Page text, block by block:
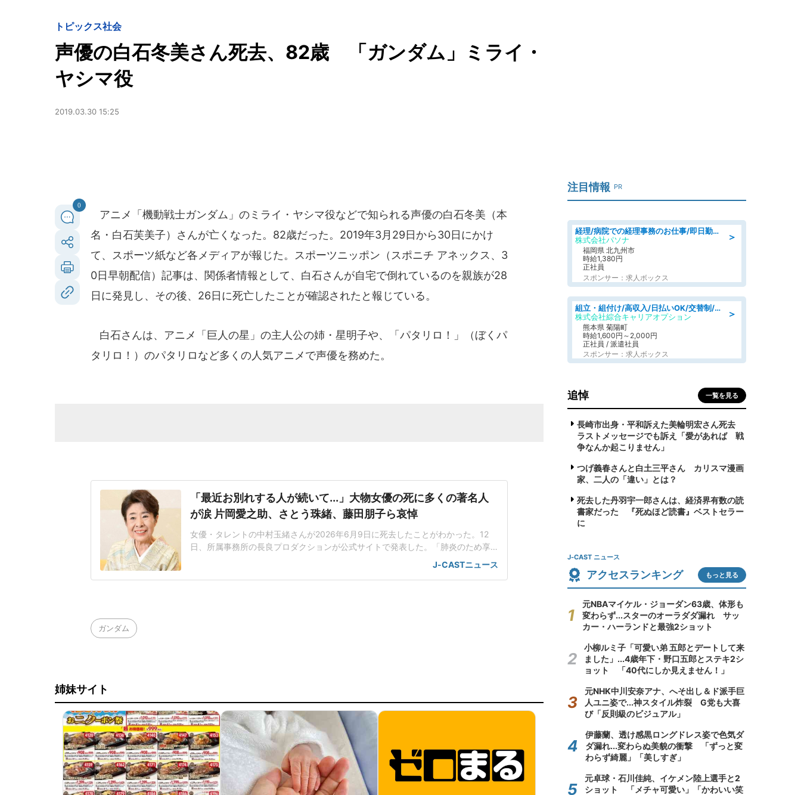
トピックス社会
声優の白石冬美さん死去、82歳 「ガンダム」ミライ・
ヤシマ役
2019.03.30 15:25
0
アニメ「機動戦士ガンダム」のミライ・ヤシマ役などで知られる声優の白石冬美（本
名・白石芙美子）さんが亡くなった。82歳だった。2019年3月29日から30日にかけ
て、スポーツ紙など各メディアが報じた。スポーツニッポン（スポニチ アネックス、3
0日早朝配信）記事は、関係者情報として、白石さんが自宅で倒れているのを親族が28
日に発見し、その後、26日に死亡したことが確認されたと報じている。
白石さんは、アニメ「巨人の星」の主人公の姉・星明子や、「パタリロ！」（ぼくパ
タリロ！）のパタリロなど多くの人気アニメで声優を務めた。
「最近お別れする人が続いて...」大物女優の死に多くの著名人
が涙 片岡愛之助、さとう珠緒、藤田朋子ら哀悼
女優・タレントの中村玉緒さんが2026年6月9日に死去したことがわかった。12
日、所属事務所の長良プロダクションが公式サイトで発表した。「肺炎のため享
年86歳にて永眠いたしました」長良プロダクションは12日、「弊社所属の俳優中
村玉緒が、2026年6月9日(火)、肺炎のため享年86歳にて永眠いたしました」と報
J-CASTニュース
ガンダム
姉妹サイト
注目情報 PR
＞
経理/病院での経理事務のお仕事/即日勤務可/車通勤可/経理/一般事務
株式会社パソナ
福岡県 北九州市
時給1,380円
正社員
スポンサー：求人ボックス
＞
組立・組付け/高収入/日払いOK/交替制/20・30・40代活躍中/製造 工場
株式会社綜合キャリアオプション
熊本県 菊陽町
時給1,600円～2,000円
正社員 / 派遣社員
スポンサー：求人ボックス
追悼 一覧を見る
長崎市出身・平和訴えた美輪明宏さん死去
ラストメッセージでも訴え「愛があれば 戦
争なんか起こりません」
つげ義春さんと白土三平さん カリスマ漫画
家、二人の「違い」とは？
死去した丹羽宇一郎さんは、経済界有数の読
書家だった 『死ぬほど読書』ベストセラー
に
J-CAST ニュース
アクセスランキング もっと見る
元NBAマイケル・ジョーダン63歳、体形も
変わらず...スターのオーラダダ漏れ サッ
カー・ハーランドと最強2ショット
小柳ルミ子「可愛い弟 五郎とデートして来
ました」...4歳年下・野口五郎とステキ2シ
ョット 「40代にしか見えません！」
元NHK中川安奈アナ、へそ出し＆ド派手巨
人ユニ姿で...神スタイル炸裂 G党も大喜
び「反則級のビジュアル」
伊藤蘭、透け感黒ロングドレス姿で色気ダ
ダ漏れ...変わらぬ美貌の衝撃 「ずっと変
わらず綺麗」「美しすぎ」
元卓球・石川佳純、イケメン陸上選手と2
ショット 「メチャ可愛い」「かわいい笑